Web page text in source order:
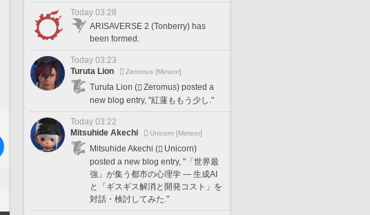
Today 03:28
ARISAVERSE 2 (Tonberry) has
been formed.
Today 03:23
Turuta Lion
Zeromus [Meteor]
Turuta Lion (
Zeromus) posted a
new blog entry, "紅蓮ももう少し."
Today 03:22
Mitsuhide Akechi
Unicorn [Meteor]
Mitsuhide Akechi (
Unicorn)
posted a new blog entry, "「世界最
強」が集う都市の心理学 — 生成AI
と「ギスギス解消と開発コスト」を
対話・検討してみた."